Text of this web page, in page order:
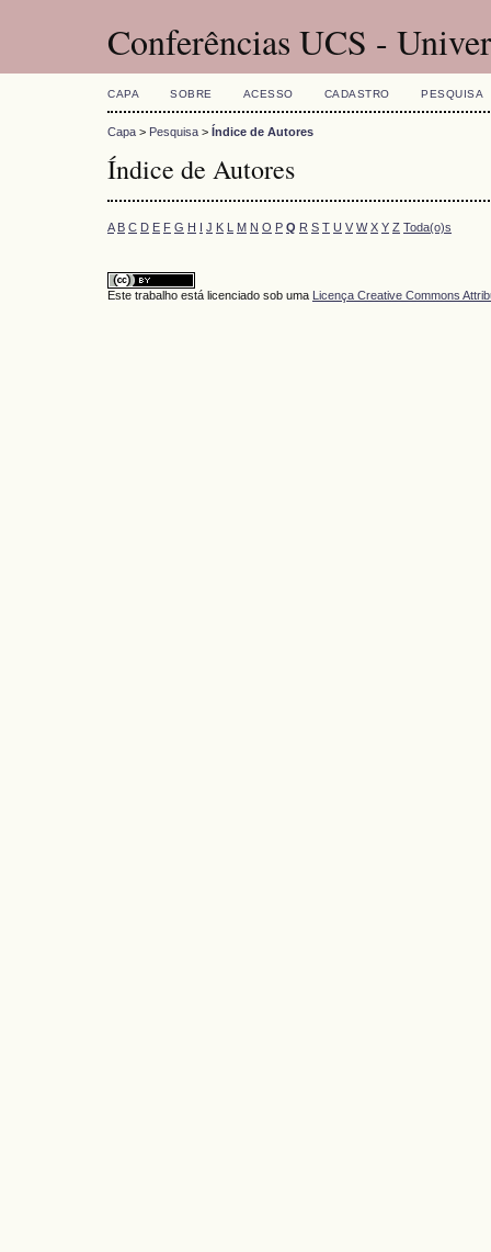
Conferências UCS -
CAPA SOBRE ACESSO CADASTRO PESQUISA
Capa > Pesquisa > Índice de Autores
Índice de Autores
A B C D E F G H I J K L M N O P Q R S T U V W X Y Z Toda(o)s
Este trabalho está licenciado sob uma Licença Creative Commons